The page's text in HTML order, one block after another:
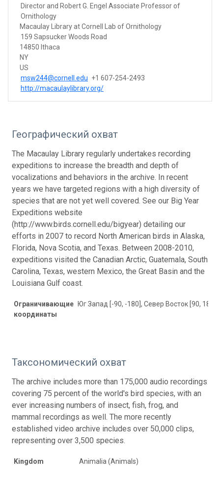
Director and Robert G. Engel Associate Professor of
Ornithology
Macaulay Library at Cornell Lab of Ornithology
159 Sapsucker Woods Road
14850 Ithaca
NY
US
msw244@cornell.edu +1 607-254-2493
http://macaulaylibrary.org/
Географический охват
The Macaulay Library regularly undertakes recording
expeditions to increase the breadth and depth of
vocalizations and behaviors in the archive. In recent
years we have targeted regions with a high diversity of
species that are not yet well covered. See our Big Year
Expeditions website
(http://www.birds.cornell.edu/bigyear) detailing our
efforts in 2007 to record North American birds in Alaska,
Florida, Nova Scotia, and Texas. Between 2008-2010,
expeditions visited the Canadian Arctic, Guatemala, South
Carolina, Texas, western Mexico, the Great Basin and the
Louisiana Gulf coast.
Ограничивающие
координаты
Юг Запад [-90, -180], Север Восток [90, 180]
Таксономический охват
The archive includes more than 175,000 audio recordings
covering 75 percent of the world's bird species, with an
ever increasing numbers of insect, fish, frog, and
mammal recordings as well. The more recently
established video archive includes over 50,000 clips,
representing over 3,500 species.
Kingdom Animalia (Animals)